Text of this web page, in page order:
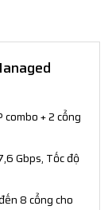
+ 2 cổng
Gbps, Tốc độ
8 cổng cho